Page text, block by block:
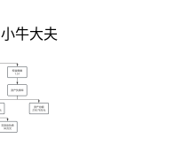
小牛大夫